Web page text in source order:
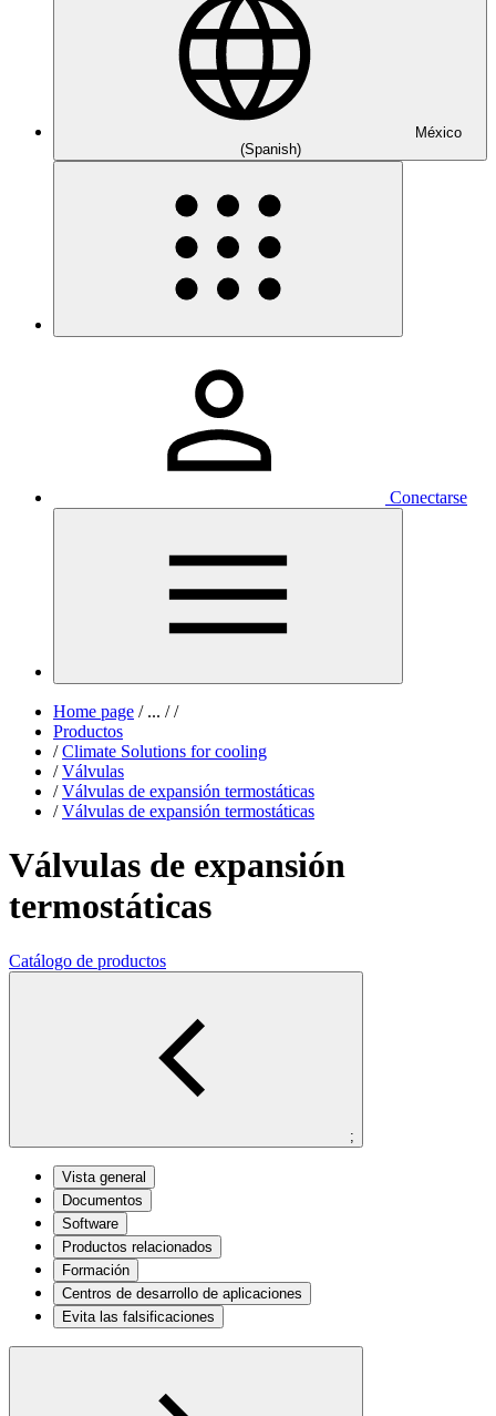
México
(Spanish)
Conectarse
Home page /... / /
Productos
/ Climate Solutions for cooling
/ Válvulas
/ Válvulas de expansión termostáticas
/ Válvulas de expansión termostáticas
Válvulas de expansión
termostáticas
Catálogo de productos
;
Vista general
Documentos
Software
Productos relacionados
Formación
Centros de desarrollo de aplicaciones
Evita las falsificaciones